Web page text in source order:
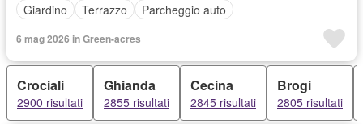
Giardino
Terrazzo Parcheggio auto
6 mag 2026 in Green-acres
Crociali
2900 risultati
Ghianda
2855 risultati
Cecina
2845 risultati
Brogi
2805 risultati